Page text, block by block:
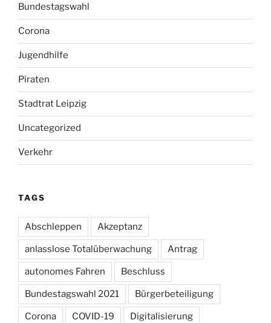
Bundestagswahl
Corona
Jugendhilfe
Piraten
Stadtrat Leipzig
Uncategorized
Verkehr
TAGS
Abschleppen Akzeptanz
anlasslose Totalüberwachung Antrag
autonomes Fahren Beschluss
Bundestagswahl 2021 Bürgerbeteiligung
Corona COVID-19 Digitalisierung